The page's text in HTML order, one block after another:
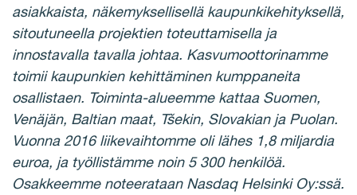
asiakkaista, näkemyksellisellä kaupunkikehityksellä,
sitoutuneella projektien toteuttamisella ja
innostavalla tavalla johtaa. Kasvumoottorinamme
toimii kaupunkien kehittäminen kumppaneita
osallistaen. Toiminta-alueemme kattaa Suomen,
Venäjän, Baltian maat, Tšekin, Slovakian ja Puolan.
Vuonna 2016 liikevaihtomme oli lähes 1,8 miljardia
euroa, ja työllistämme noin 5 300 henkilöä.
Osakkeemme noteerataan Nasdaq Helsinki Oy:ssä.